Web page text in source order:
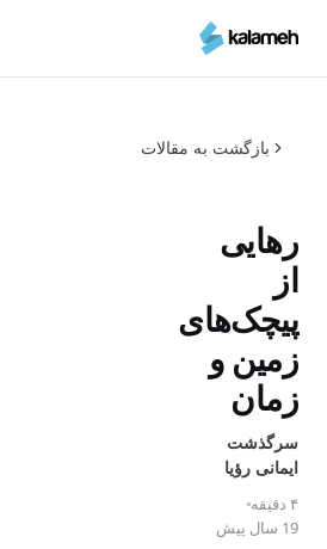
محتوای
بازگشت به مقالات
رهایی
از
پیچک‌های
زمین و
زمان
سرگذشت
ایمانی رؤیا
۴ دقیقه
19 سال پیش